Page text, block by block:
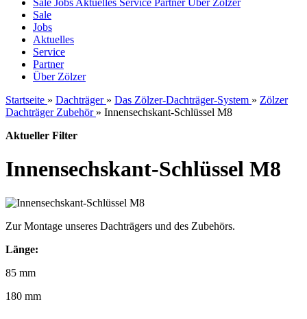
Sale Jobs Aktuelles Service PartnerÜber Zölzer
Sale
Jobs
Aktuelles
Service
Partner
Über Zölzer
Startseite » Dachträger » Das Zölzer-Dachträger-System » Zölzer
Dachträger Zubehör » Innensechskant-Schlüssel M8
Aktueller Filter
Innensechskant-Schlüssel M8
Zur Montage unseres Dachträgers und des Zubehörs.
Länge:
85 mm
180 mm